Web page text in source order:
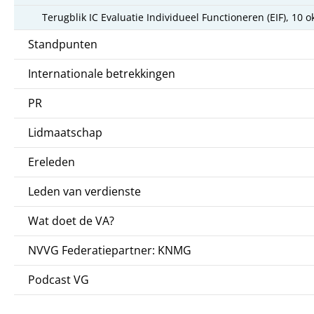
Terugblik IC Evaluatie Individueel Functioneren (EIF), 10
Standpunten
Internationale betrekkingen
PR
Lidmaatschap
Ereleden
Leden van verdienste
Wat doet de VA?
NVVG Federatiepartner: KNMG
Podcast VG